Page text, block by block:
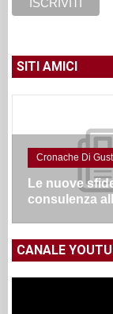
SITI AMICI
Cronache Di
Le nuove
consulenza
CANALE